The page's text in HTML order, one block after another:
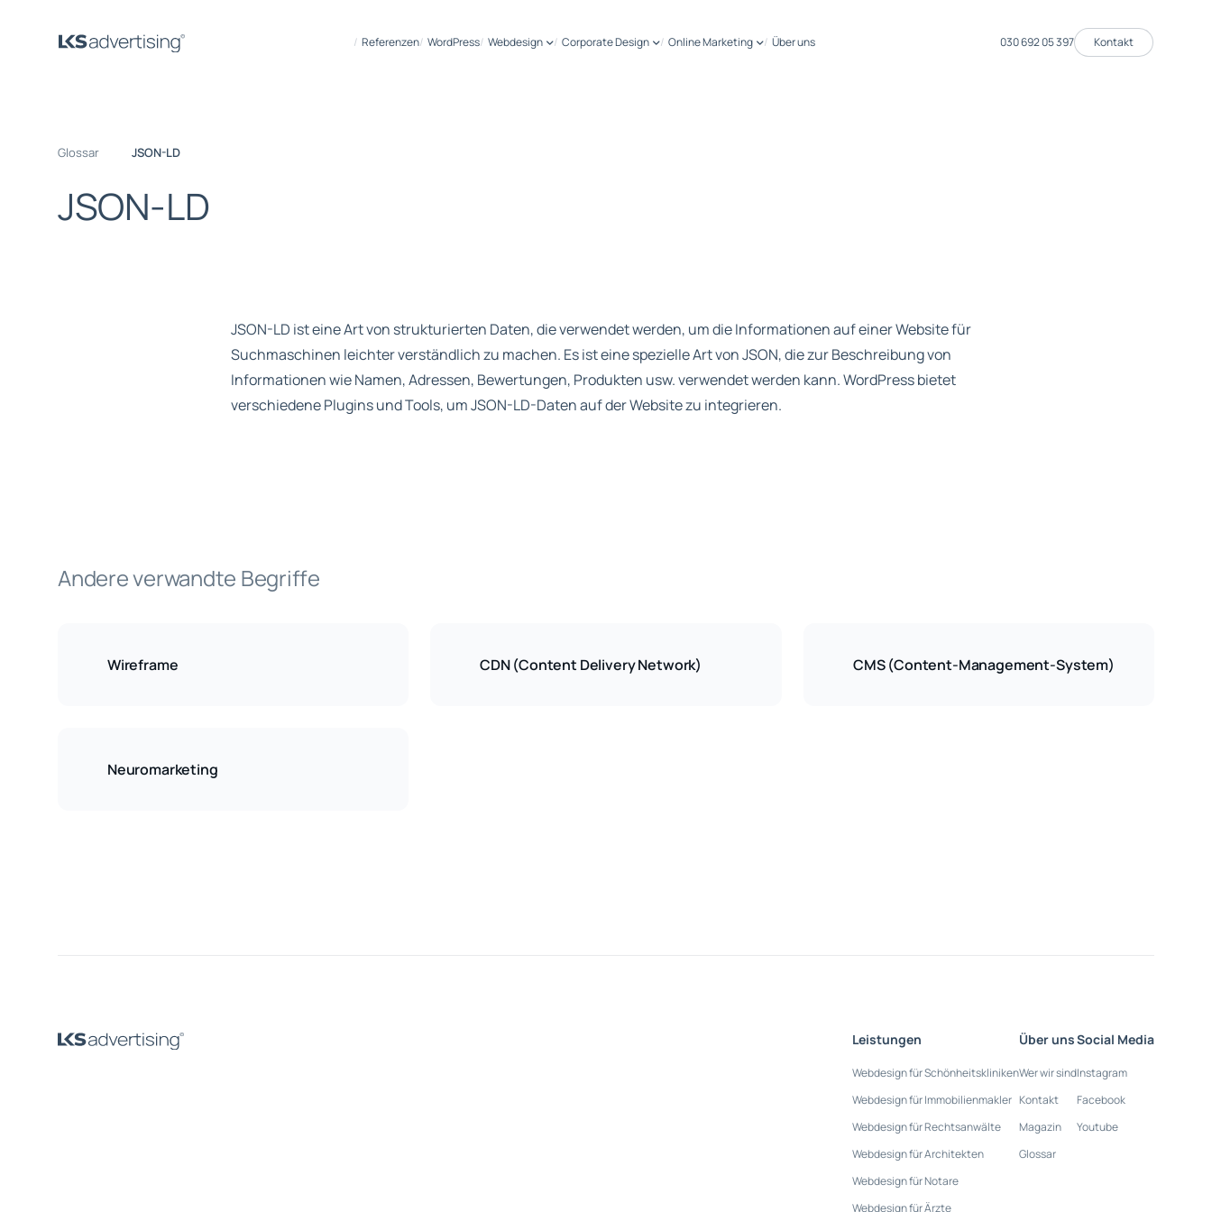
Referenzen WordPress Webdesign Corporate Design Online Marketing Über uns 030 692 05 397 Kontakt
Glossar JSON-LD
JSON-LD
JSON-LD ist eine Art von strukturierten Daten, die verwendet werden, um die Informationen auf einer Website für
Suchmaschinen leichter verständlich zu machen. Es ist eine spezielle Art von JSON, die zur Beschreibung von
Informationen wie Namen, Adressen, Bewertungen, Produkten usw. verwendet werden kann. WordPress bietet
verschiedene Plugins und Tools, um JSON-LD-Daten auf der Website zu integrieren.
Andere verwandte Begriffe
Wireframe CDN (Content Delivery Network) CMS (Content-Management-System)
Neuromarketing
Leistungen
Webdesign für Schönheitskliniken
Webdesign für Immobilienmakler
Webdesign für Rechtsanwälte
Webdesign für Architekten
Webdesign für Notare
Webdesign für Ärzte
Über uns
Wer wir sind
Kontakt
Magazin
Glossar
Social Media
Instagram
Facebook
Youtube